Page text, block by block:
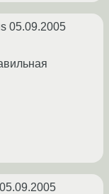
05.09.2005
05.09.2005